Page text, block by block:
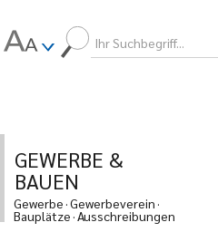
GEWERBE &
BAUEN
Gewerbe Gewerbeverein
Bauplätze Ausschreibungen